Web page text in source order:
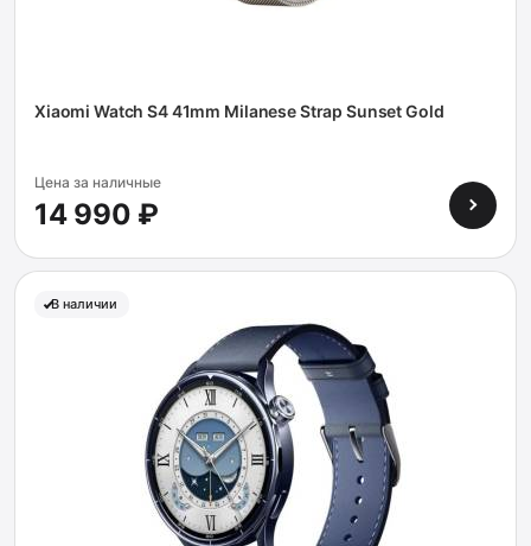
Xiaomi Watch S4 41mm Milanese Strap Sunset Gold
Цена за наличные
14 990 ₽
В наличии